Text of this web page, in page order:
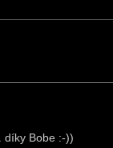
díky Bobe :-))